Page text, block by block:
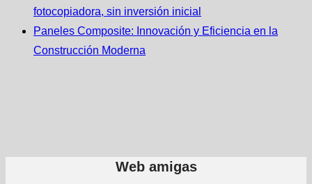
fotocopiadora, sin inversión inicial
Paneles Composite: Innovación y Eficiencia en la
Construcción Moderna
Web amigas